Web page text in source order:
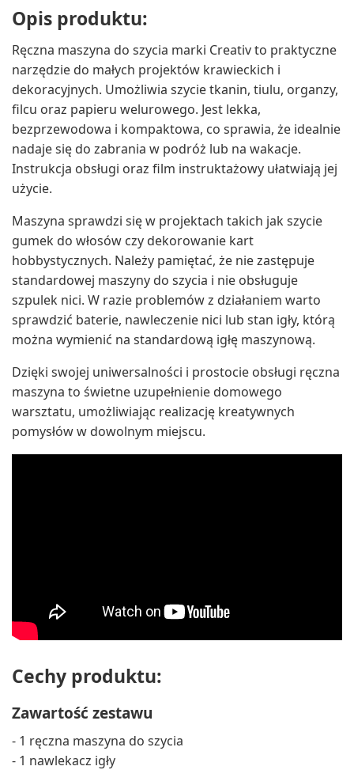
Opis produktu:
Ręczna maszyna do szycia marki Creativ to praktyczne
narzędzie do małych projektów krawieckich i
dekoracyjnych. Umożliwia szycie tkanin, tiulu, organzy,
filcu oraz papieru welurowego. Jest lekka,
bezprzewodowa i kompaktowa, co sprawia, że idealnie
nadaje się do zabrania w podróż lub na wakacje.
Instrukcja obsługi oraz film instruktażowy ułatwiają jej
użycie.
Maszyna sprawdzi się w projektach takich jak szycie
gumek do włosów czy dekorowanie kart
hobbystycznych. Należy pamiętać, że nie zastępuje
standardowej maszyny do szycia i nie obsługuje
szpulek nici. W razie problemów z działaniem warto
sprawdzić baterie, nawleczenie nici lub stan igły, którą
można wymienić na standardową igłę maszynową.
Dzięki swojej uniwersalności i prostocie obsługi ręczna
maszyna to świetne uzupełnienie domowego
warsztatu, umożliwiając realizację kreatywnych
pomysłów w dowolnym miejscu.
Cechy produktu:
Zawartość zestawu
- 1 ręczna maszyna do szycia
- 1 nawlekacz igły